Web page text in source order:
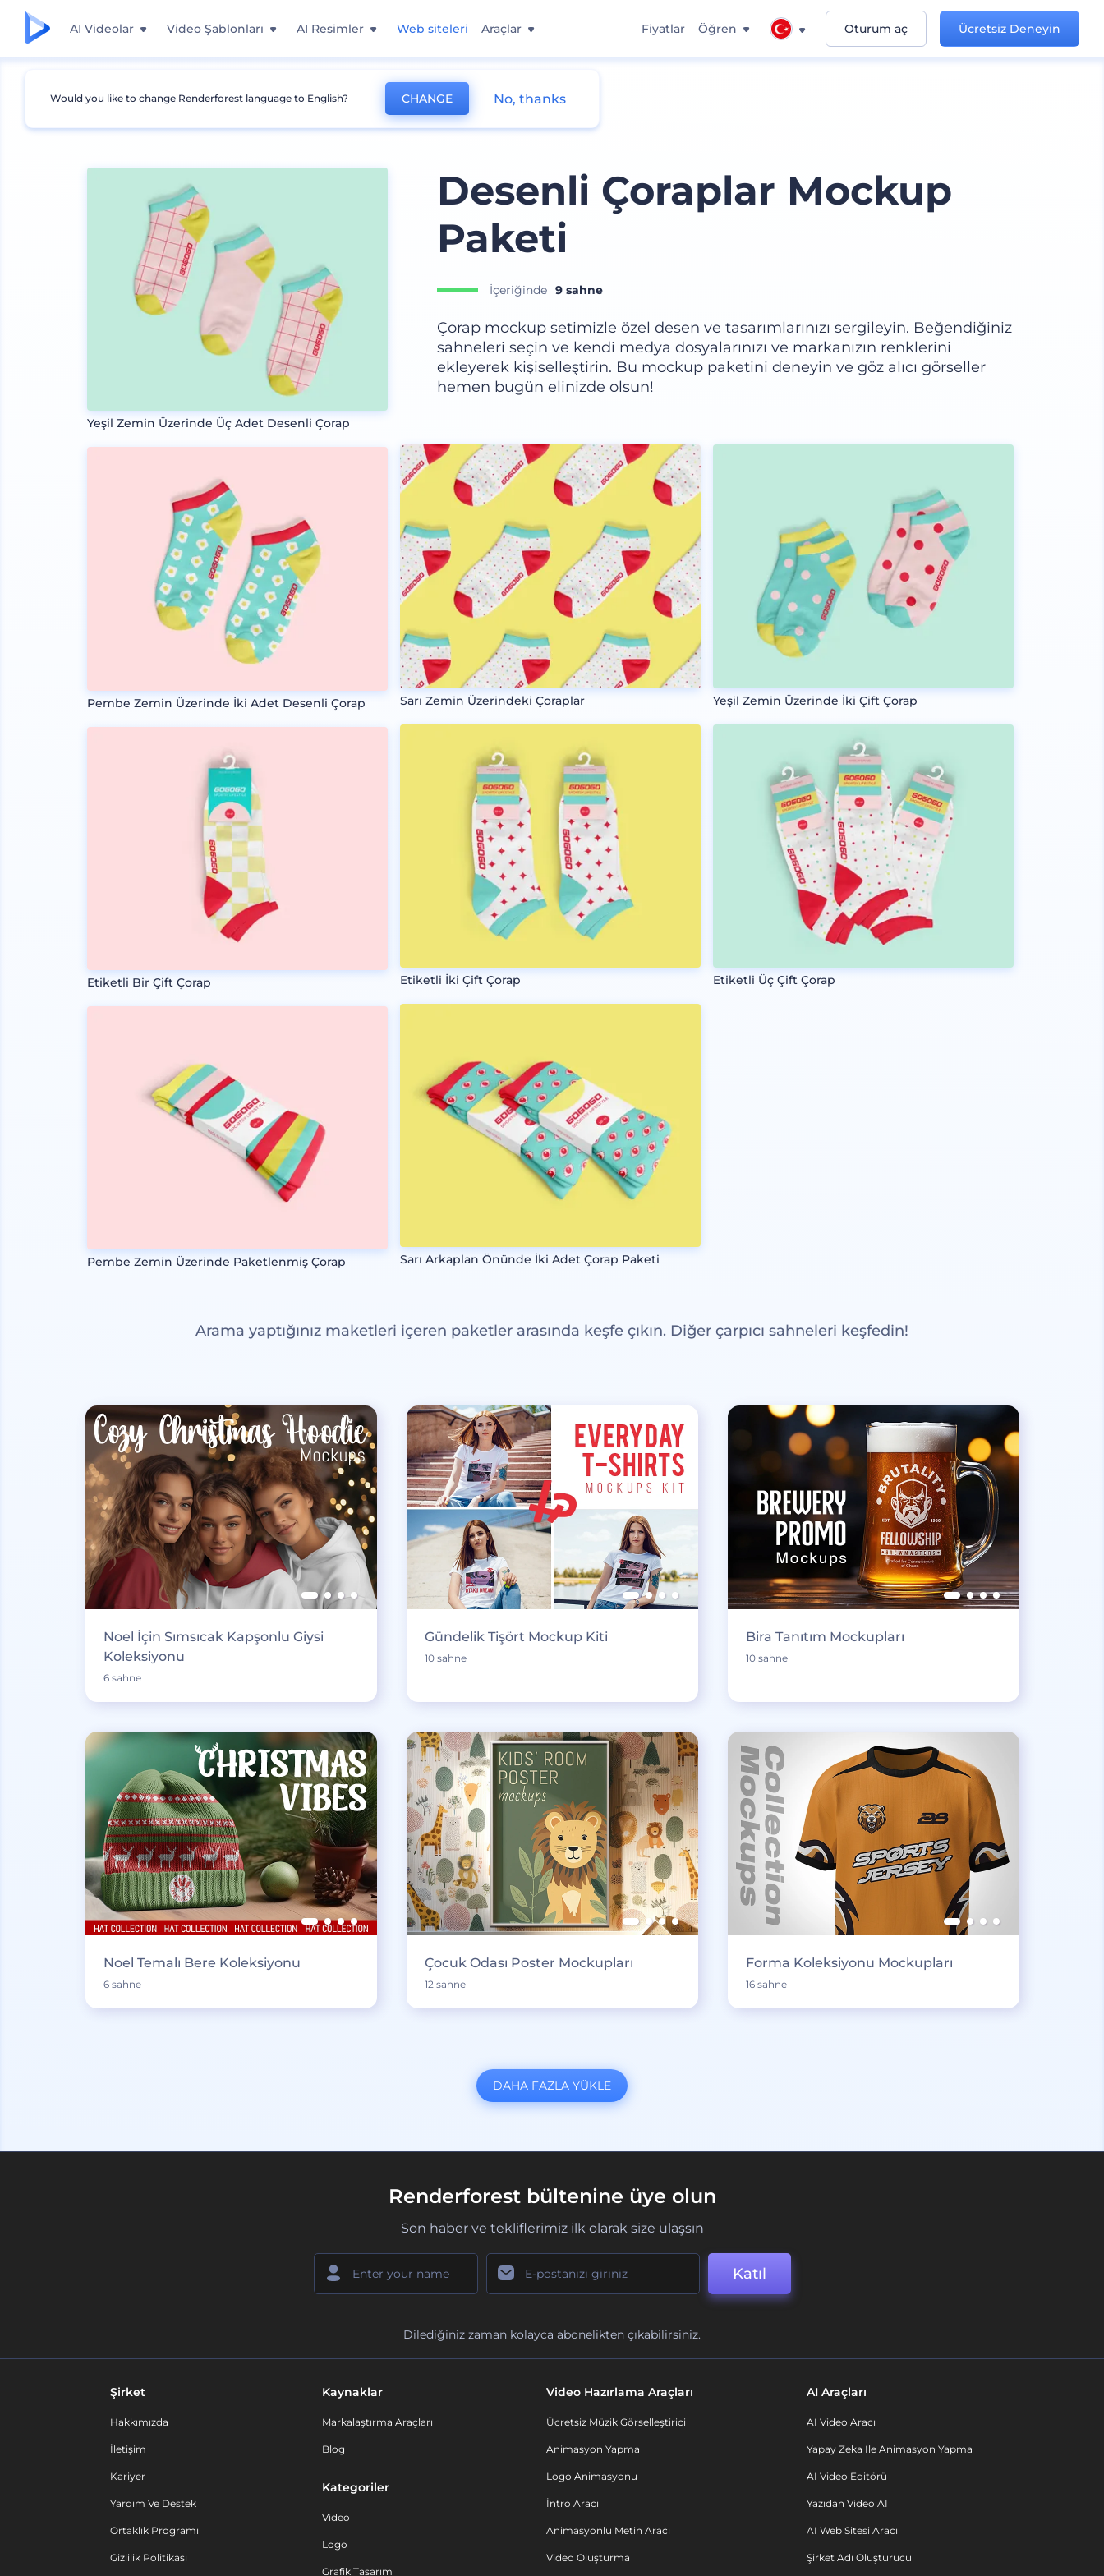
AI Videolar Video Şablonları AI Resimler Web siteleri Araçlar Fiyatlar Öğren Oturum aç Ücretsiz Deneyin
Mockuplar Giyim Çorap Mockup
Yeşil Zemin Üzerinde Üç Adet Desenli Çorap
Pembe Zemin Üzerinde İki Adet Desenli Çorap
Etiketli Bir Çift Çorap
Pembe Zemin Üzerinde Paketlenmiş Çorap
Desenli Çoraplar Mockup
Paketi
İçeriğinde 9 sahne
Çorap mockup setimizle özel desen ve tasarımlarınızı sergileyin. Beğendiğiniz
sahneleri seçin ve kendi medya dosyalarınızı ve markanızın renklerini
ekleyerek kişiselleştirin. Bu mockup paketini deneyin ve göz alıcı görseller
hemen bugün elinizde olsun!
Sarı Zemin Üzerindeki Çoraplar
Etiketli İki Çift Çorap
Sarı Arkaplan Önünde İki Adet Çorap Paketi
Yeşil Zemin Üzerinde İki Çift Çorap
Etiketli Üç Çift Çorap
Arama yaptığınız maketleri içeren paketler arasında keşfe çıkın. Diğer çarpıcı sahneleri keşfedin!
Noel İçin Sımsıcak Kapşonlu Giysi
Koleksiyonu
6 sahne
Gündelik Tişört Mockup Kiti
10 sahne
Bira Tanıtım Mockupları
10 sahne
Noel Temalı Bere Koleksiyonu
6 sahne
Çocuk Odası Poster Mockupları
12 sahne
Forma Koleksiyonu Mockupları
16 sahne
DAHA FAZLA YÜKLE
Renderforest bültenine üye olun
Son haber ve tekliflerimiz ilk olarak size ulaşsın
Katıl
Dilediğiniz zaman kolayca abonelikten çıkabilirsiniz.
Şirket
Hakkımızda
İletişim
Kariyer
Yardım Ve Destek
Ortaklık Programı
Gizlilik Politikası
Kaynaklar
Markalaştırma Araçları
Blog
Kategoriler
Video
Logo
Grafik Tasarım
Video Hazırlama Araçları
Ücretsiz Müzik Görselleştirici
Animasyon Yapma
Logo Animasyonu
İntro Aracı
Animasyonlu Metin Aracı
Video Oluşturma
AI Araçları
AI Video Aracı
Yapay Zeka Ile Animasyon Yapma
AI Video Editörü
Yazıdan Video AI
AI Web Sitesi Aracı
Şirket Adı Oluşturucu
Would you like to change Renderforest language to English? CHANGE No, thanks